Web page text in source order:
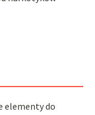
elementy do